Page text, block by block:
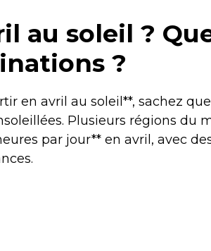
au soleil ?
?
en avril au soleil**, sachez
Plusieurs régions du
par jour** en avril, avec